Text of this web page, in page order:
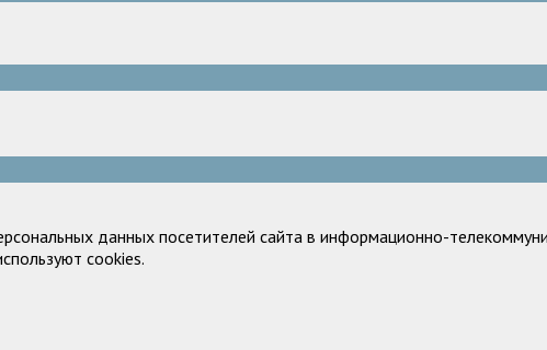
данных посетителей сайта в информационно-
cookies.